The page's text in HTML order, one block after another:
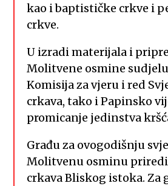
kao i baptističke crkve i
crkve.
U izradi materijala i
Molitvene osmine
Komisija za vjeru i red
crkava, tako i Papinsko
promicanje jedinstva
Građu za ovogodišnju
Molitvenu osminu
crkava Bliskog istoka. Za